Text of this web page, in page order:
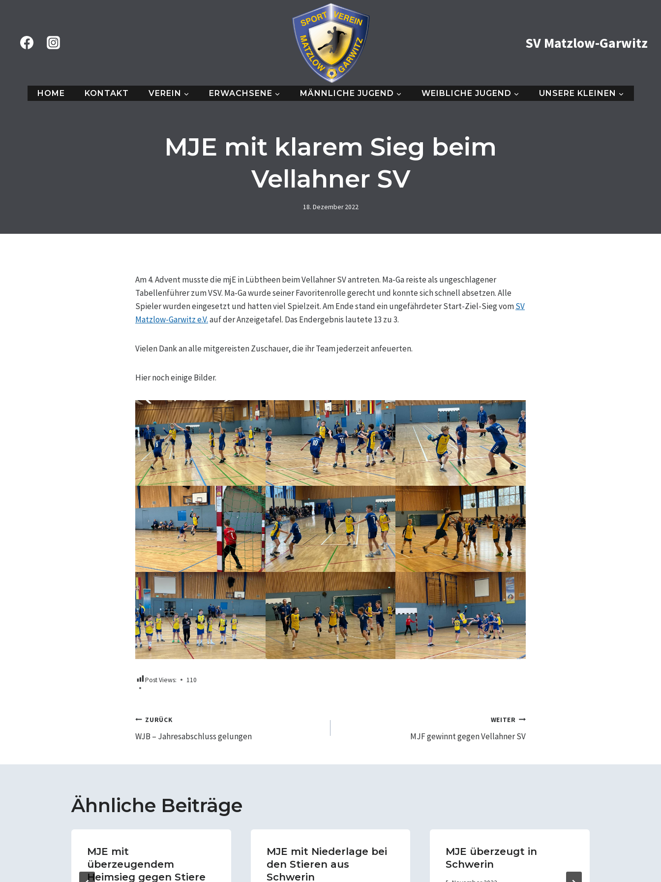
SV Matzlow-Garwitz
HOME KONTAKT VEREIN ERWACHSENE MÄNNLICHE JUGEND WEIBLICHE JUGEND UNSERE KLEINEN
MJE mit klarem Sieg beim
Vellahner SV
18. Dezember 2022
Am 4. Advent musste die mjE in Lübtheen beim Vellahner SV antreten. Ma-Ga reiste als ungeschlagener
Tabellenführer zum VSV. Ma-Ga wurde seiner Favoritenrolle gerecht und konnte sich schnell absetzen. Alle
Spieler wurden eingesetzt und hatten viel Spielzeit. Am Ende stand ein ungefährdeter Start-Ziel-Sieg vomSV
Matzlow-Garwitz e.V.auf der Anzeigetafel. Das Endergebnis lautete 13 zu 3.
Vielen Dank an alle mitgereistenZuschauer, die ihr Team jederzeit anfeuerten.
Hier noch einige Bilder.
Post Views: 110
Beitragsnavigation
ZURÜCK
WJB – Jahresabschluss gelungen
WEITER
MJF gewinnt gegen Vellahner SV
Ähnliche Beiträge
MJE mit
überzeugendem
Heimsieg gegen Stiere
MJE mit Niederlage bei
den Stieren aus
Schwerin
MJE überzeugt in
Schwerin